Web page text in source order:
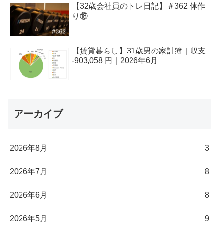
【32歳会社員のトレ日記】＃362 体作
り⑱
【賃貸暮らし】31歳男の家計簿｜収支
-903,058 円｜2026年6月
アーカイブ
2026年8月 3
2026年7月 8
2026年6月 8
2026年5月 9